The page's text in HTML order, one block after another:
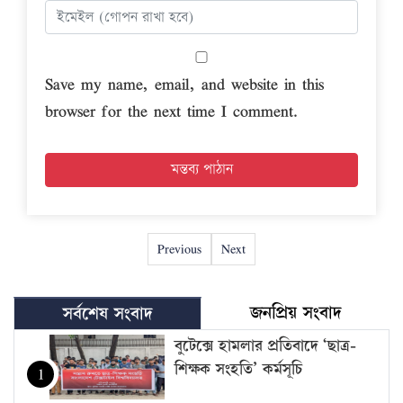
Save my name, email, and website in this
browser for the next time I comment.
Previous Next
সর্বশেষ সংবাদ জনপ্রিয় সংবাদ
1
বুটেক্সে হামলার প্রতিবাদে ‘ছাত্র-
শিক্ষক সংহতি’ কর্মসূচি